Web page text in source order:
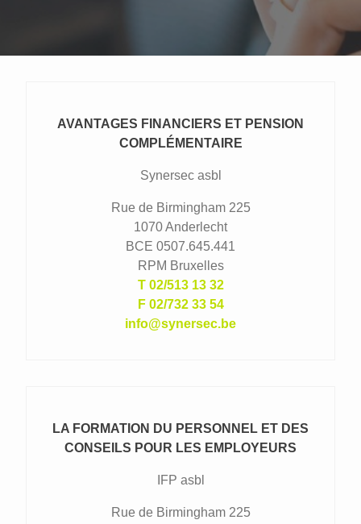
AVANTAGES FINANCIERS ET PENSION
COMPLÉMENTAIRE
Synersec asbl
Rue de Birmingham 225
1070 Anderlecht
BCE 0507.645.441
RPM Bruxelles
02/513 13 32
02/732 33 54
info@synersec.be
LA FORMATION DU PERSONNEL ET DES
CONSEILS POUR LES EMPLOYEURS
IFP asbl
Rue de Birmingham 225